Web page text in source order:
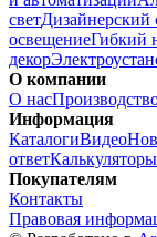
светДизайнерский
освещениеГибкий
декор
О компании
О нас
Информация
КаталогиВидео
ответКалькуляторы
Покупателям
Контакты
Правовая